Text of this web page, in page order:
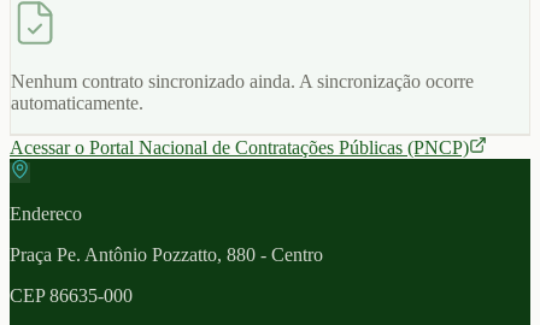
Nenhum contrato sincronizado ainda. A sincronização ocorre
automaticamente.
Acessar o Portal Nacional de Contratações Públicas (PNCP)
Endereco
Praça Pe. Antônio Pozzatto, 880 - Centro
CEP86635-000